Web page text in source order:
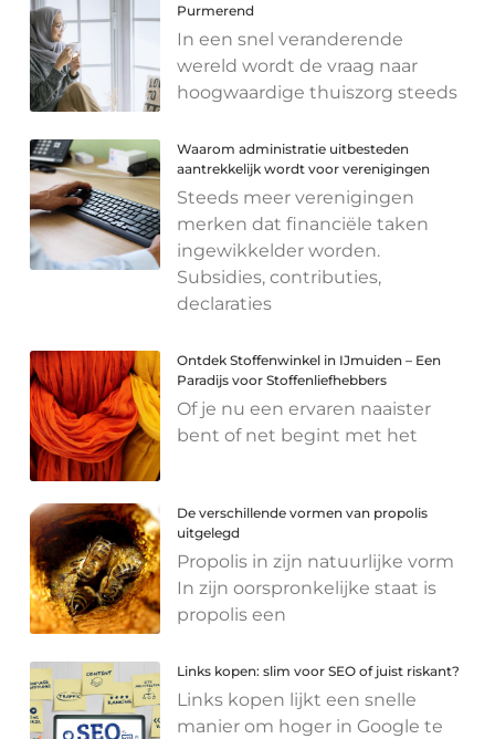
Purmerend
In een snel veranderende
wereld wordt de vraag naar
hoogwaardige thuiszorg steeds
Waarom administratie uitbesteden
aantrekkelijk wordt voor verenigingen
Steeds meer verenigingen
merken dat financiële taken
ingewikkelder worden.
Subsidies, contributies,
declaraties
Ontdek Stoffenwinkel in IJmuiden – Een
Paradijs voor Stoffenliefhebbers
Of je nu een ervaren naaister
bent of net begint met het
De verschillende vormen van propolis
uitgelegd
Propolis in zijn natuurlijke vorm
In zijn oorspronkelijke staat is
propolis een
Links kopen: slim voor SEO of juist riskant?
Links kopen lijkt een snelle
manier om hoger in Google te